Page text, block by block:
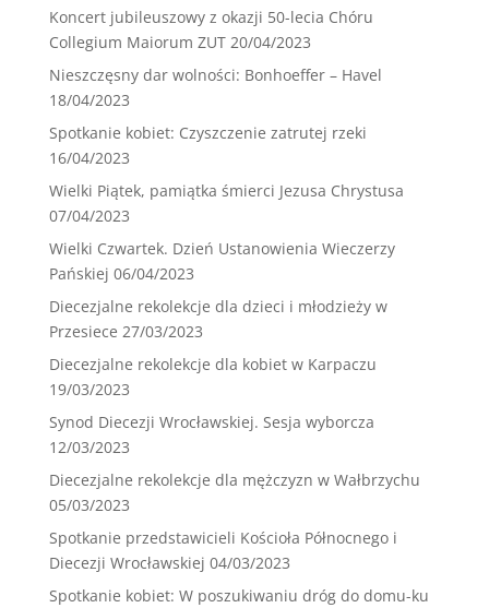
Koncert jubileuszowy z okazji 50-lecia Chóru
Collegium Maiorum ZUT 20/04/2023
Nieszczęsny dar wolności: Bonhoeffer – Havel
18/04/2023
Spotkanie kobiet: Czyszczenie zatrutej rzeki
16/04/2023
Wielki Piątek, pamiątka śmierci Jezusa Chrystusa
07/04/2023
Wielki Czwartek. Dzień Ustanowienia Wieczerzy
Pańskiej 06/04/2023
Diecezjalne rekolekcje dla dzieci i młodzieży w
Przesiece 27/03/2023
Diecezjalne rekolekcje dla kobiet w Karpaczu
19/03/2023
Synod Diecezji Wrocławskiej. Sesja wyborcza
12/03/2023
Diecezjalne rekolekcje dla mężczyzn w Wałbrzychu
05/03/2023
Spotkanie przedstawicieli Kościoła Północnego i
Diecezji Wrocławskiej 04/03/2023
Spotkanie kobiet: W poszukiwaniu dróg do domu-ku